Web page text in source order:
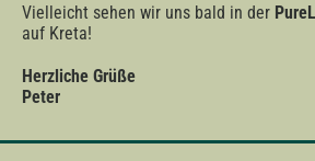
Vielleicht sehen wir uns bald in der
auf Kreta!
Herzliche Grüße
Peter